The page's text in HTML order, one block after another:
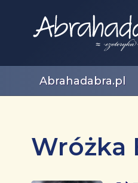
Abrahadabra.pl
Wróżka